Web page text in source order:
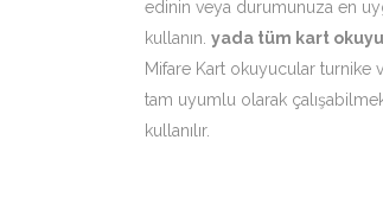
edinin veya durumunuza en
kullanın. yada tüm kart
Mifare Kart okuyucular turnike
tam uyumlu olarak
kullanılır.